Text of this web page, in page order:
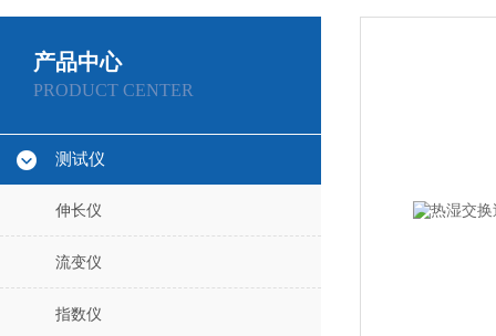
产品中心
PRODUCT CENTER
测试仪
伸长仪
流变仪
指数仪